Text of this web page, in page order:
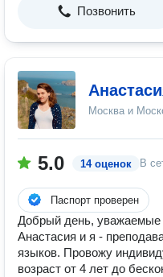
Позвонить
Москва и
5.0 14 оценок В
Паспорт проверен
Добрый день, уважаемые
Анастасия и я -
языков. Провожу
возраст от 4 лет до